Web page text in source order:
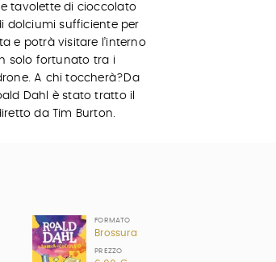
tavolette di cioccolato
dolciumi sufficiente per
e potrà visitare l’interno
solo fortunato tra i
A chi toccherà?Da
Dahl è stato tratto il
da Tim Burton.
FORMATO
Brossura
PREZZO